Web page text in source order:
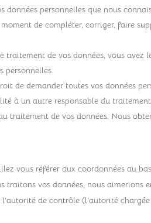
données personnelles que nous
de compléter, corriger, faire
traitement de vos données, vous avez
personnelles.
de demander toutes vos données
à un autre responsable du
traitement de vos données. Nous
vous référer aux coordonnées au
vos données, nous aimerions
de contrôle (l’autorité